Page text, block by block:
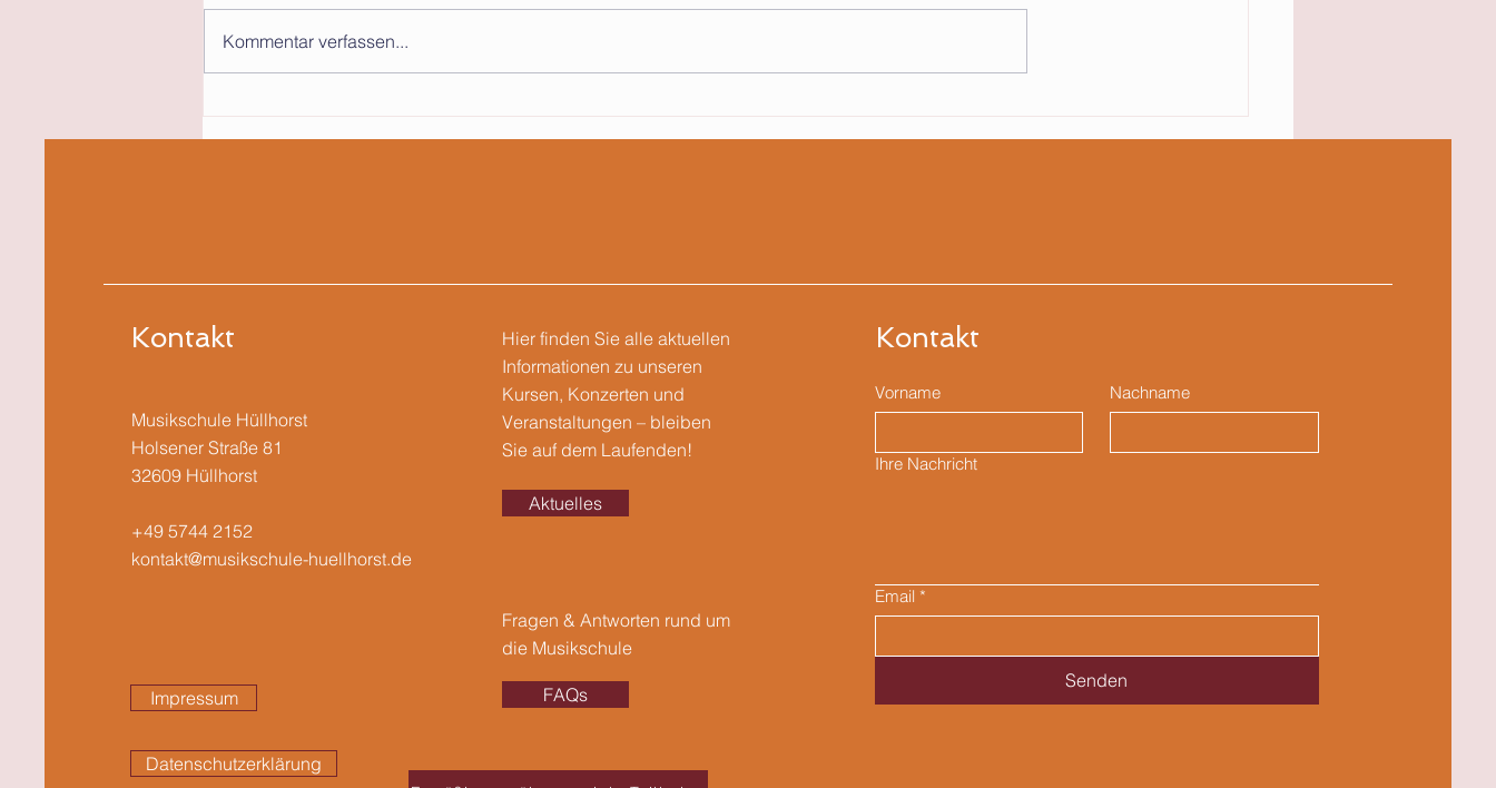
Kommentar verfassen...
Kontakt
Musikschule Hüllhorst
Holsener Straße 81
32609 Hüllhorst
+49 5744 2152
kontakt@musikschule-huellhorst.de
Impressum
Datenschutzerklärung
Hier finden Sie alle aktuellen
Informationen zu unseren
Kursen, Konzerten und
Veranstaltungen – bleiben
Sie auf dem Laufenden!
Aktuelles
Fragen & Antworten rund um
die Musikschule
FAQs
Kontakt
Vorname Nachname
Ihre Nachricht
Email *
Senden